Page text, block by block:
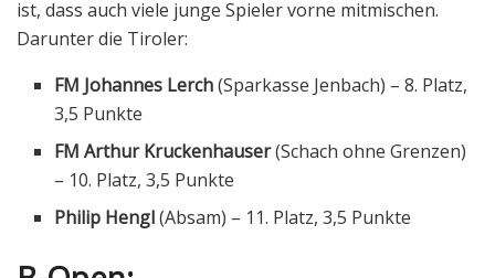
ist, dass auch viele junge Spieler vorne mitmischen.
Darunter die Tiroler:
FM Johannes Lerch(Sparkasse Jenbach) – 8. Platz,
3,5 Punkte
FM Arthur Kruckenhauser(Schach ohne Grenzen)
– 10. Platz, 3,5 Punkte
Philip Hengl(Absam) – 11. Platz, 3,5 Punkte